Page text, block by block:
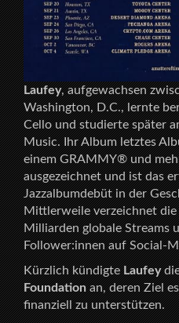
Laufey, aufgewachsen
Washington, D.C., lernte
Cello und studierte später
Music. Ihr Album letztes
einem GRAMMY® und
ausgezeichnet und ist das
Jazzalbumdebüt in der
Mittlerweile verzeichnet
Milliarden globale Streams
Follower:innen auf Social-
Kürzlich kündigteLaufey
Foundationan, deren Ziel
finanziell zu unterstützen.